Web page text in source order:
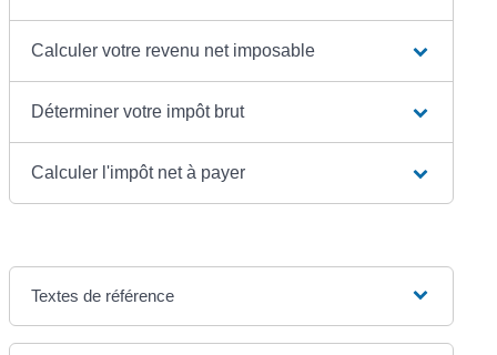
Calculer votre revenu net imposable
Déterminer votre impôt brut
Calculer l'impôt net à payer
Textes de référence